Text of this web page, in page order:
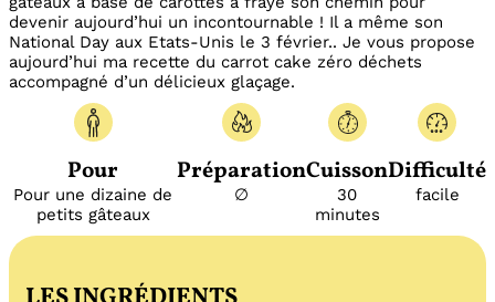
devenir aujourd’hui un incontournable ! Il a même son
National Day aux Etats-Unis le 3 février.. Je vous propose
aujourd’hui ma recette du carrot cake zéro déchets
accompagné d’un délicieux glaçage.
Pour
Pour une dizaine de
petits gâteaux
Préparation
∅
Cuisson
30
minutes
Difficulté
facile